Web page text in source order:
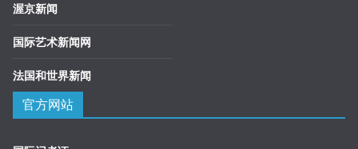
渥京新闻
国际艺术新闻网
法国和世界新闻
官方网站